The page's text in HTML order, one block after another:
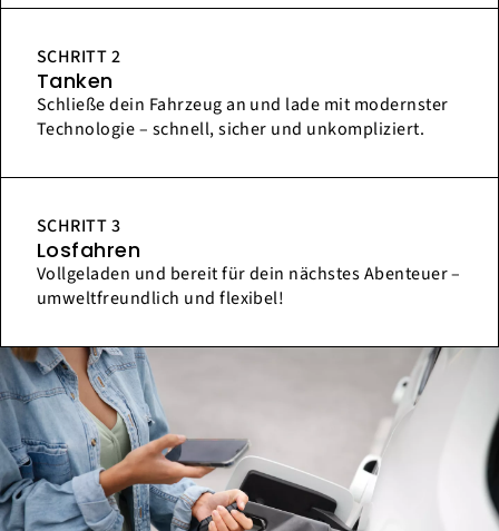
SCHRITT 2
Tanken
Schließe dein Fahrzeug an und lade mit modernster
Technologie – schnell, sicher und unkompliziert.
SCHRITT 3
Losfahren
Vollgeladen und bereit für dein nächstes Abenteuer –
umweltfreundlich und flexibel!